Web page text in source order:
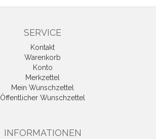
SERVICE
Kontakt
Warenkorb
Konto
Merkzettel
Mein Wunschzettel
Öffentlicher Wunschzettel
INFORMATIONEN